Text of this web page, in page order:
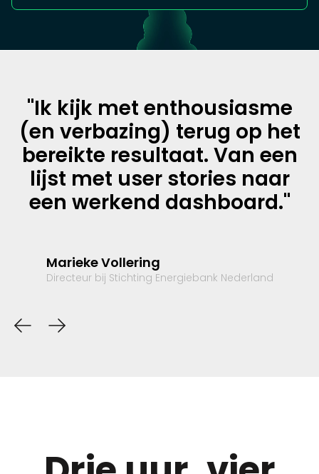
"Ik kijk met enthousiasme
(en verbazing) terug op het
bereikte resultaat. Van een
lijst met user stories naar
een werkend dashboard."
Marieke Vollering
Directeur bij Stichting Energiebank Nederland
Strateeg B2B Online
August van Wilgenburg
Eigenaar, B2B Online